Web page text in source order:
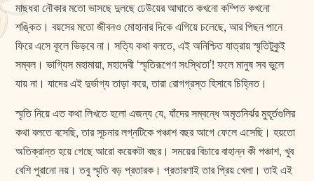
মাছধরা নৌকার মতো ভাসছে দুলছে ঢেউয়ের আঘাতে কখনো কম্পিত কখনো
শঙ্কিত। বয়সের মতো জীবনও মোহানার দিকে এগিয়ে চলেছে, আর পিছন পানে
ফিরে এসে কূলে ভিড়বে না। সত্যি কথা বলতে, এই অনিশ্চিত যাত্রায় স্মৃতিটুকুই
সম্বল। ভাগ্যিস মহামায়া, মহাদেবী ‘স্মৃতিরূপেণ সংস্থিতা’! ফলে মানুষ সব ভুলে
যায় না। যাদের এই দুর্ভাগ্য তাড়া করে, তারা রোগগ্রস্ত হিসাবে চিহ্নিত।
স্মৃতি নিয়ে এত কথা লিখতে হলো এজন্য যে, যাঁদের সম্বন্ধে অমৃতনির্ঝর মুহূর্তগুলির
কথা বলতে বসেছি, তার সূচনার লগ্নটিকে পঞ্চাশ বছর আগে ফেলে এসেছি। হয়তো
অতিক্রান্ত হয়ে গেছে আরো কয়েকটা বছর। সময়ের বিচারে বাহান্ন কী পঞ্চাশ, খুব
বেশি পুরানো নয়। তবু স্মৃতি বড় প্রতারক। প্রতারণাই তার প্রিয় খেলা। তাই এই